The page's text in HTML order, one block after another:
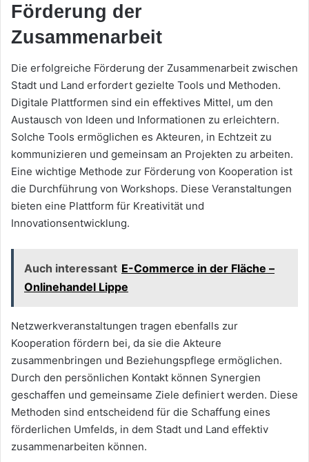
Förderung der
Zusammenarbeit
Die erfolgreiche Förderung der Zusammenarbeit zwischen
Stadt und Land erfordert gezielte Tools und Methoden.
Digitale Plattformen sind ein effektives Mittel, um den
Austausch von Ideen und Informationen zu erleichtern.
Solche Tools ermöglichen es Akteuren, in Echtzeit zu
kommunizieren und gemeinsam an Projekten zu arbeiten.
Eine wichtige Methode zur Förderung von Kooperation ist
die Durchführung von Workshops. Diese Veranstaltungen
bieten eine Plattform für Kreativität und
Innovationsentwicklung.
Auch interessant E-Commerce in der Fläche –
Onlinehandel Lippe
Netzwerkveranstaltungen tragen ebenfalls zur
Kooperation fördern bei, da sie die Akteure
zusammenbringen und Beziehungspflege ermöglichen.
Durch den persönlichen Kontakt können Synergien
geschaffen und gemeinsame Ziele definiert werden. Diese
Methoden sind entscheidend für die Schaffung eines
förderlichen Umfelds, in dem Stadt und Land effektiv
zusammenarbeiten können.